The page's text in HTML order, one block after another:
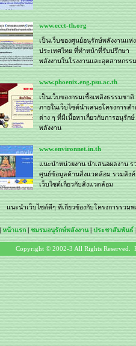
www.ecct-th.org
เป็นเว็บของศูนย์อนุรักษ์พลังงานแห่ง
ประเทศไทย ที่ทำหน้าที่รับปรึกษา
พลังงานในโรงงานและอุตสาหกรรม
www.phoenix.eng.psu.ac.th
เป็นเว็บของกรมเชื้อเพลิงธรรมชาติ
ภายในเว็บไซต์นำเสนอโครงการส
ต่าง ๆ ที่มีเนื้อหาเกี่ยวกับการอนุรักษ์
พลังงาน
www.environnet.in.th
แนะนำหน่วยงาน นำเสนอผลงาน ร
ศูนย์ข้อมูลด้านสิ่งแวดล้อม รวมลิงค์
เว็บไซต์เกี่ยวกับสิ่งแวดล้อม
แนะนำเว็บไซต์ดีๆ ที่เกี่ยวข้องกับโครงการรวม
||หน้าแรก| ชมรมอนุรักษ์พลังงาน| ประชาสัมพันธ์
Copyright © 2002-3 All Rights